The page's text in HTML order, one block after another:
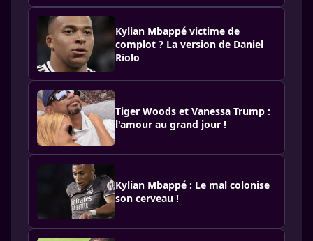
Kylian Mbappé victime de
complot ? La version de Daniel
Riolo
Tiger Woods et Vanessa Trump :
l'amour au grand jour !
Kylian Mbappé : Le mal colonise
son cerveau !